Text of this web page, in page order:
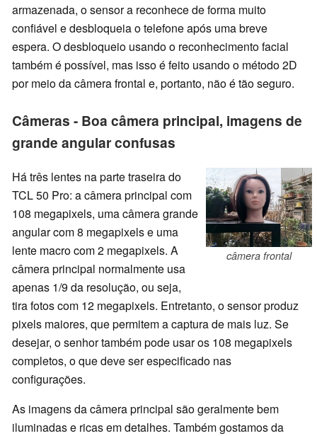
armazenada, o sensor a reconhece de forma muito
confiável e desbloqueia o telefone após uma breve
espera. O desbloqueio usando o reconhecimento facial
também é possível, mas isso é feito usando o método 2D
por meio da câmera frontal e, portanto, não é tão seguro.
Câmeras - Boa câmera principal, imagens de
grande angular confusas
câmera frontal
Há três lentes na parte traseira do
TCL 50 Pro: a câmera principal com
108 megapixels, uma câmera grande
angular com 8 megapixels e uma
lente macro com 2 megapixels. A
câmera principal normalmente usa
apenas 1/9 da resolução, ou seja,
tira fotos com 12 megapixels. Entretanto, o sensor produz
pixels maiores, que permitem a captura de mais luz. Se
desejar, o senhor também pode usar os 108 megapixels
completos, o que deve ser especificado nas
configurações.
As imagens da câmera principal são geralmente bem
iluminadas e ricas em detalhes. Também gostamos da